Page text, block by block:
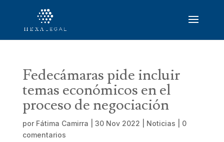
Fedecámaras pide incluir
temas económicos en el
proceso de negociación
por Fátima Camirra 30 Nov 2022 Noticias
0
comentarios